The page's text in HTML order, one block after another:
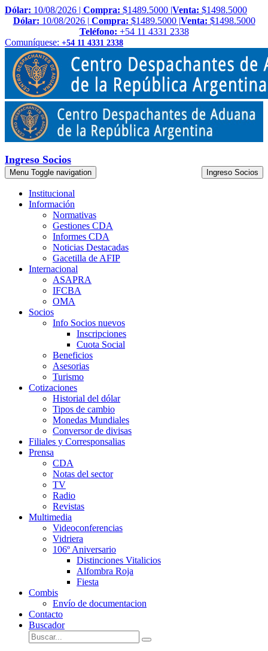
Dólar: 10/08/2026 | Compra: $1489.5000 |Venta: $1498.5000
Dólar: 10/08/2026 | Compra: $1489.5000 |Venta: $1498.5000
Teléfono: +54 11 4331 2338
Comuníquese: +54 11 4331 2338
Ingreso Socios
Menu Toggle navigation Ingreso Socios
Institucional
Información
Normativas
Gestiones CDA
Informes CDA
Noticias Destacadas
Gacetilla de AFIP
Internacional
ASAPRA
IFCBA
OMA
Socios
Info Socios nuevos
Inscripciones
Cuota Social
Beneficios
Asesorias
Turismo
Cotizaciones
Historial del dólar
Tipos de cambio
Monedas Mundiales
Conversor de divisas
Filiales y Corresponsalias
Prensa
CDA
Notas del sector
TV
Radio
Revistas
Multimedia
Videoconferencias
Vidriera
106º Aniversario
Distinciones Vitalicios
Alfombra Roja
Fiesta
Combis
Envío de documentacion
Contacto
Buscador